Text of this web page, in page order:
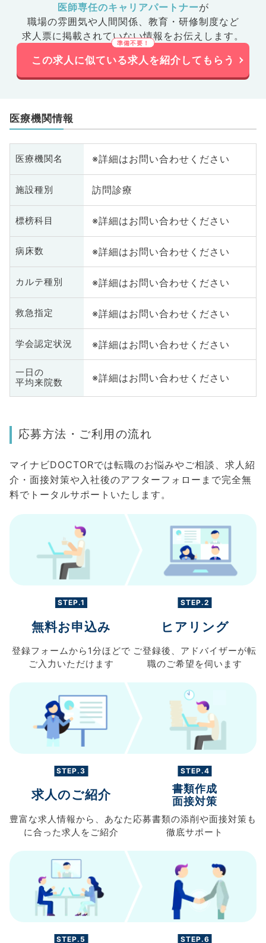
医師専任のキャリアパートナーが
職場の雰囲気や人間関係、 教育・研修制度など
求人票に掲載されていない情報をお伝えします。
この求人に似ている求人を紹介してもらう
医療機関情報
医療機関名 ※詳細はお問い合わせください
施設種別 訪問診療
標榜科目 ※詳細はお問い合わせください
病床数 ※詳細はお問い合わせください
カルテ種別 ※詳細はお問い合わせください
救急指定 ※詳細はお問い合わせください
学会認定状況 ※詳細はお問い合わせください
一日の
平均来院数
※詳細はお問い合わせください
応募方法・ご利用の流れ
マイナビDOCTORでは転職のお悩みやご相談、求人紹
介・面接対策や入社後のアフターフォローまで完全無
料でトータルサポートいたします。
STEP.1
無料お申込み
登録フォームから 1分ほどで
ご入力 いただけます
STEP.2
ヒアリング
ご登録後、 アドバイザーが転
職のご希望を伺います
STEP.3
求人のご紹介
豊富な求人情報から、 あなた
に合った求人を ご紹介
STEP.4
書類作成
面接対策
応募書類の添削や面接対策も
徹底サポート
STEP.5 STEP.6